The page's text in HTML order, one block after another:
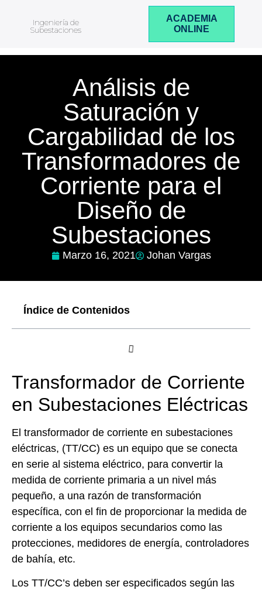
Ingeniería de
Subestaciones
ACADEMIA
ONLINE
Análisis de
Saturación y
Cargabilidad de los
Transformadores de
Corriente para el
Diseño de
Subestaciones
Marzo 16, 2021 Johan Vargas
Índice de Contenidos
Transformador de Corriente
en Subestaciones Eléctricas
El transformador de corriente en subestaciones
eléctricas, (TT/CC) es un equipo que se conecta
en serie al sistema eléctrico, para convertir la
medida de corriente primaria a un nivel más
pequeño, a una razón de transformación
específica, con el fin de proporcionar la medida de
corriente a los equipos secundarios como las
protecciones, medidores de energía, controladores
de bahía, etc.
Los TT/CC’s deben ser especificados según las